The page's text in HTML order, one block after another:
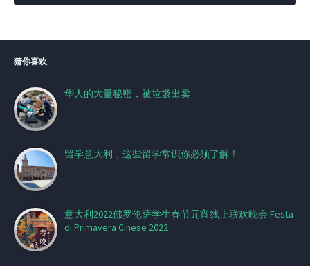
猜你喜欢
华人的大量秘密，被垃圾出卖
留学意大利，这些留学常识你必须了解！
意大利2022佛罗伦萨学生春节元宵线上联欢晚会 Festa
di Primavera Cinese 2022